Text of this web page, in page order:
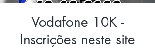
Vodafone 10K -
Inscrições neste site